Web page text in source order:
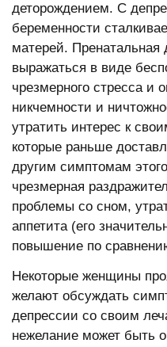
деторождением. С
беременности
матерей. Пренатальная
выражаться в виде
чрезмерного стресса и
никчемности и
утратить интерес к
которые раньше
другим симптомам
чрезмерная
проблемы со сном,
аппетита (его
повышение по
Некоторые женщины
желают обсуждать
депрессии со своим
нежелание может быть